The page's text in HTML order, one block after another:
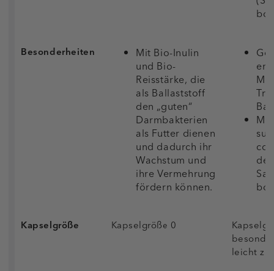
Besonderheiten Mit Bio-Inulin
und Bio-
Reisstärke, die
als Ballaststoff
den „guten“
Darmbakterien
als Futter dienen
und dadurch ihr
Wachstum und
ihre Vermehrung
fördern können.
Kapselgröße Kapselgröße 0
leicht zu